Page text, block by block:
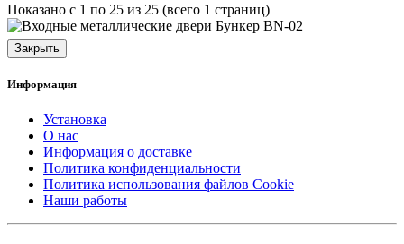
Показано с 1 по 25 из 25 (всего 1 страниц)
Закрыть
Информация
Установка
О нас
Информация о доставке
Политика конфиденциальности
Политика использования файлов Cookie
Наши работы